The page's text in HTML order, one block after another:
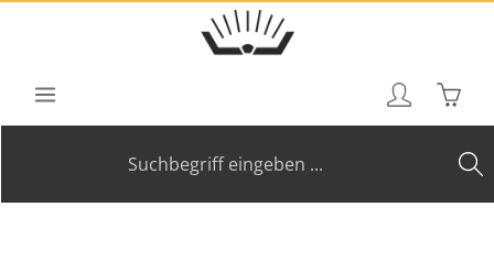
Zum Hauptinhalt springen